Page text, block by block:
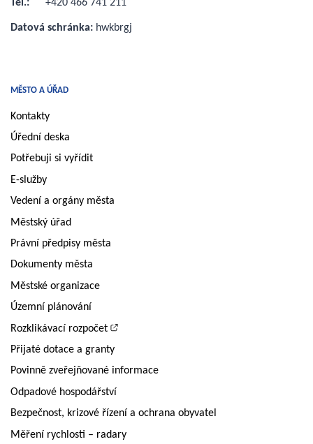
MĚSTO A ÚŘAD
Kontakty
Úřední deska
Potřebuji si vyřídit
E-služby
Vedení a orgány města
Městský úřad
Právní předpisy města
Dokumenty města
Městské organizace
Územní plánování
Rozklikávací rozpočet
Přijaté dotace a granty
Povinně zveřejňované informace
Odpadové hospodářství
Bezpečnost, krizové řízení a ochrana obyvatel
Měření rychlosti – radary
Tel.: +420 466 741 211
Datová schránka: hwkbrgj